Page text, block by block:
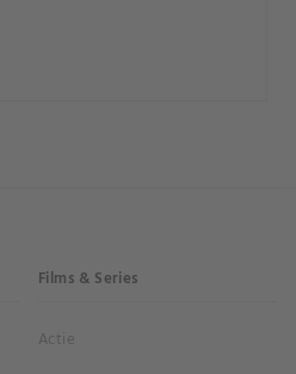
Films & Series
Actie